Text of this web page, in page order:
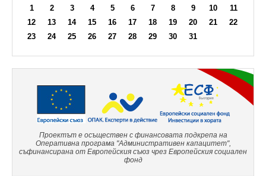
1 2 3 4 5 6 7 8 9 10
11
12
13 14 15 16 17 18 19 20 21
22
23
24 25 26 27 28 29 30 31
Проектът е осъществен с финансовата подкрепа на
Оперативна програма "Административен капацитет",
съфинансирана от Европейския съюз чрез Европейския социален
фонд